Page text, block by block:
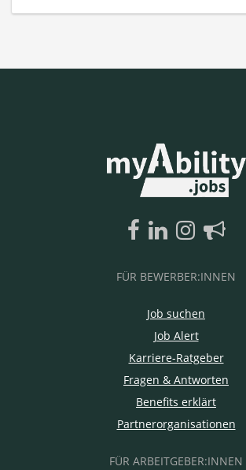
FÜR BEWERBER:INNEN
Job suchen
Job Alert
Karriere-Ratgeber
Fragen & Antworten
Benefits erklärt
Partnerorganisationen
FÜR ARBEITGEBER:INNEN